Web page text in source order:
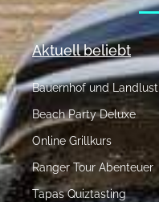
Aktuell beliebt
Bauernhof und Landlust
Beach Party Deluxe
Online Grillkurs
Ranger Tour Abenteuer
Tapas Quiztasting